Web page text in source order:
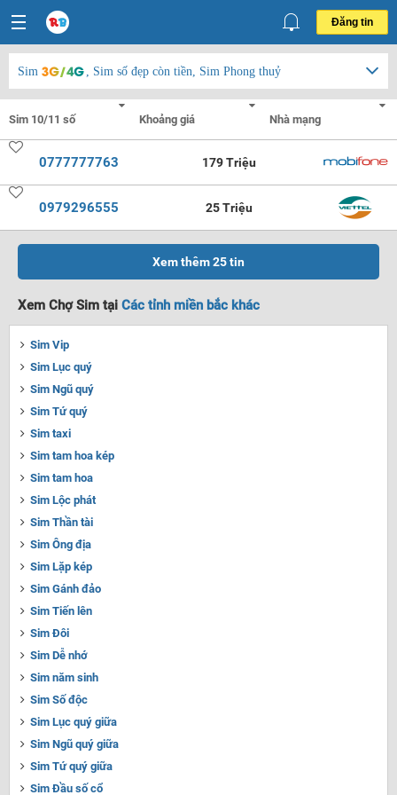
Đăng tin
Sim , Sim số đẹp còn tiền, Sim Phong thuỷ
0777777763 179 Triệu
0979296555 25 Triệu
Xem thêm25tin
Xem Chợ Sim tại Các tỉnh miền bắc khác
Sim Vip
Sim Lục quý
Sim Ngũ quý
Sim Tứ quý
Sim taxi
Sim tam hoa kép
Sim tam hoa
Sim Lộc phát
Sim Thần tài
Sim Ông địa
Sim Lặp kép
Sim Gánh đảo
Sim Tiến lên
Sim Đôi
Sim Dễ nhớ
Sim năm sinh
Sim Số độc
Sim Lục quý giữa
Sim Ngũ quý giữa
Sim Tứ quý giữa
Sim Đầu số cổ